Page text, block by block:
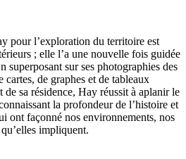
pour l’exploration du territoire est
; elle l’a une nouvelle fois guidée
superposant sur ses photographies des
de graphes et de tableaux
de sa résidence, Hay réussit à aplanir le
la profondeur de l’histoire et
ont façonné nos environnements, nos
impliquent.